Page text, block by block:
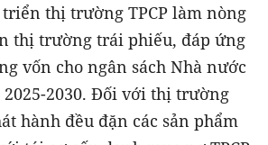
thị trường TPCP làm nòng
thị trường trái phiếu, đáp ứng
vốn cho ngân sách Nhà nước
2030. Đối với thị trường
hành đều đặn các sản phẩm